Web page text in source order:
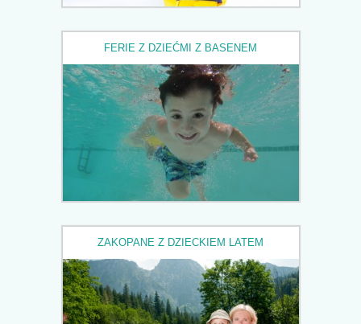
FERIE Z DZIEĆMI Z BASENEM
ZAKOPANE Z DZIECKIEM LATEM